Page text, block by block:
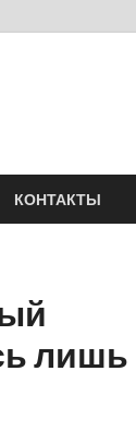
КОНТАКТЫ
лишь